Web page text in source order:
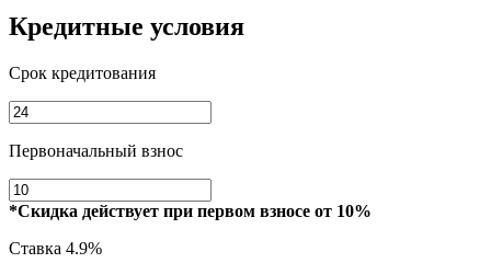
Кредитные условия
Срок кредитования
Первоначальный взнос
*Скидка действует при первом взносе от 10%
Ставка 4.9%